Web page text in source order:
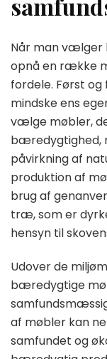
Når man vælger
opnå en række
fordele. Først
mindske ens
vælge møbler,
bæredygtighed,
påvirkning af
produktion af
brug af
træ, som er
hensyn til
Udover de
bæredygtige
af møbler kan
samfundet og